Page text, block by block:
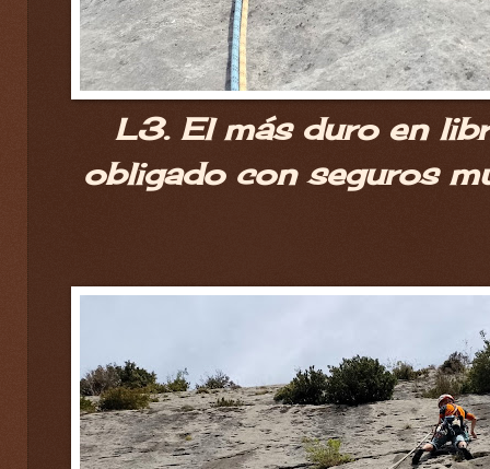
L3. El más duro en
obligado con seguros